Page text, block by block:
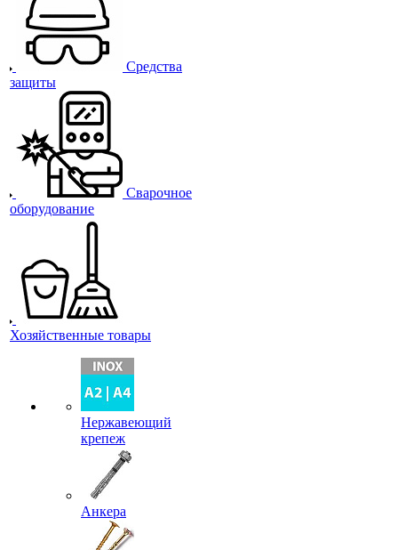
Средства
защиты
Сварочное
оборудование
Хозяйственные товары
Нержавеющий
крепеж
Анкера